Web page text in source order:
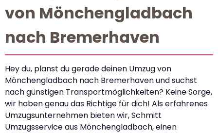
von Mönchengladbach
nach Bremerhaven
Hey du, planst du gerade deinen Umzug von
Mönchengladbach nach Bremerhaven und suchst
nach günstigen Transportmöglichkeiten? Keine Sorge,
wir haben genau das Richtige für dich! Als erfahrenes
Umzugsunternehmen bieten wir, Schmitt
Umzugsservice aus Mönchengladbach, einen